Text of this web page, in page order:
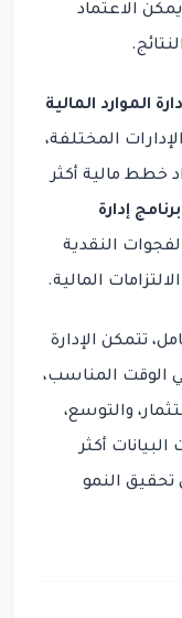
الاعتماد
الموارد المالية
المختلفة،
خطط مالية أكثر
برنامج إدارة
النقدية
المالية.
تتمكن الإدارة
الوقت المناسب،
والتوسع،
أكثر
تحقيق النمو